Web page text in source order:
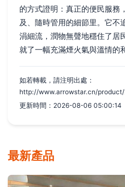
的方式證明：真正的便民服務
及、隨時管用的細節里。它不
涓細流，潤物無聲地穩住了居
就了一幅充滿煙火氣與溫情的
如若轉載，請注明出處：
http://www.arrowstar.cn/
更新時間：2026-08-06 05:00:14
最新產品